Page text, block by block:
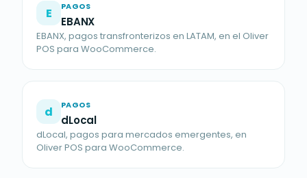
E PAGOS
EBANX
EBANX, pagos transfronterizos en LATAM, en el Oliver
POS para WooCommerce.
d PAGOS
dLocal
dLocal, pagos para mercados emergentes, en
Oliver POS para WooCommerce.